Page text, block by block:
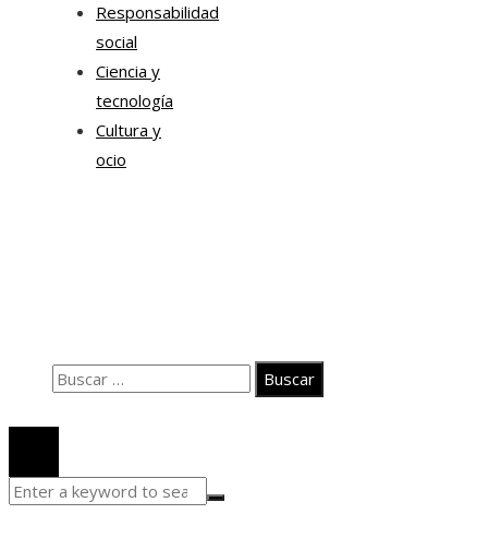
Responsabilidad
social
Ciencia y
tecnología
Cultura y
ocio
Buscar: